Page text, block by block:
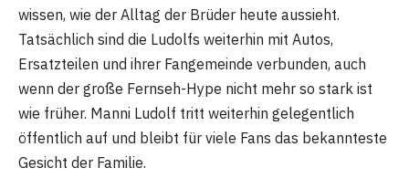
wissen, wie der Alltag der Brüder heute aussieht.
Tatsächlich sind die Ludolfs weiterhin mit Autos,
Ersatzteilen und ihrer Fangemeinde verbunden, auch
wenn der große Fernseh-Hype nicht mehr so stark ist
wie früher. Manni Ludolf tritt weiterhin gelegentlich
öffentlich auf und bleibt für viele Fans das bekannteste
Gesicht der Familie.